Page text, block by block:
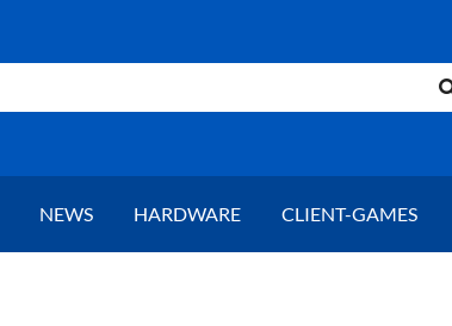
NEWS HARDWARE CLIENT-GAMES